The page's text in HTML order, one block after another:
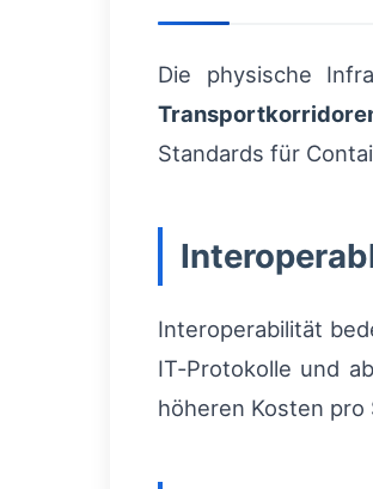
Die physische
Standards für
Interoperabilität
IT‑Protokolle und
höheren Kosten pro